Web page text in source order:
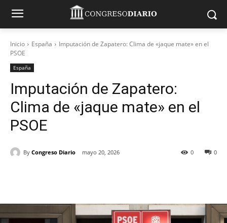
Inicio España
Imputación de Zapatero: Clima de «jaque mate» en el
PSOE
España
Imputación de Zapatero:
Clima de «jaque mate» en el
PSOE
By Congreso Diario mayo 20, 2026 0
0